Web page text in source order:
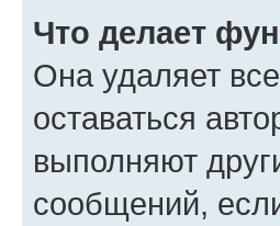
Что делает
Она удаляет
оставаться
выполняют
сообщений,